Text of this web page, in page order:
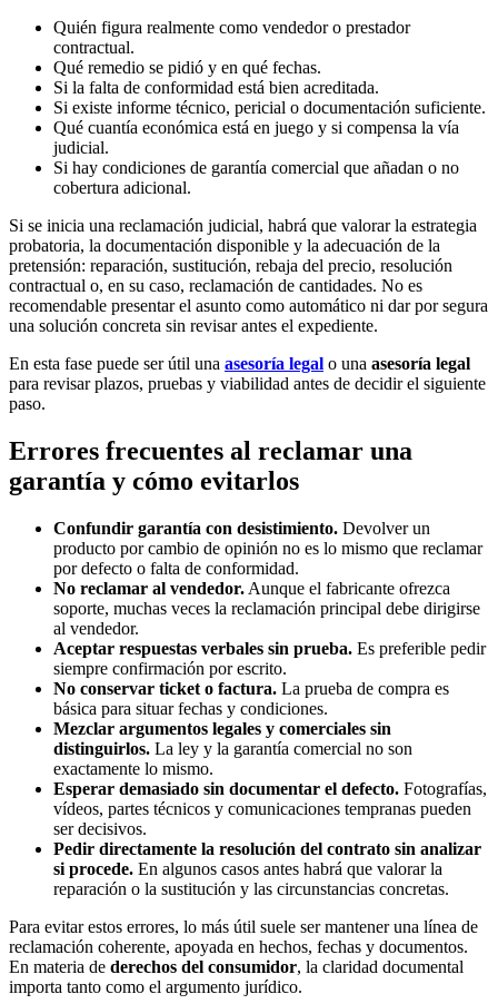
Quién figura realmente como vendedor o prestador
contractual.
Qué remedio se pidió y en qué fechas.
Si la falta de conformidad está bien acreditada.
Si existe informe técnico, pericial o documentación suficiente.
Qué cuantía económica está en juego y si compensa la vía
judicial.
Si hay condiciones de garantía comercial que añadan o no
cobertura adicional.
Si se inicia una reclamación judicial, habrá que valorar la estrategia
probatoria, la documentación disponible y la adecuación de la
pretensión: reparación, sustitución, rebaja del precio, resolución
contractual o, en su caso, reclamación de cantidades. No es
recomendable presentar el asunto como automático ni dar por segura
una solución concreta sin revisar antes el expediente.
En esta fase puede ser útil una asesoría legal o una asesoría legal
para revisar plazos, pruebas y viabilidad antes de decidir el siguiente
paso.
Errores frecuentes al reclamar una
garantía y cómo evitarlos
Confundir garantía con desistimiento. Devolver un
producto por cambio de opinión no es lo mismo que reclamar
por defecto o falta de conformidad.
No reclamar al vendedor. Aunque el fabricante ofrezca
soporte, muchas veces la reclamación principal debe dirigirse
al vendedor.
Aceptar respuestas verbales sin prueba. Es preferible pedir
siempre confirmación por escrito.
No conservar ticket o factura. La prueba de compra es
básica para situar fechas y condiciones.
Mezclar argumentos legales y comerciales sin
distinguirlos. La ley y la garantía comercial no son
exactamente lo mismo.
Esperar demasiado sin documentar el defecto. Fotografías,
vídeos, partes técnicos y comunicaciones tempranas pueden
ser decisivos.
Pedir directamente la resolución del contrato sin analizar
si procede. En algunos casos antes habrá que valorar la
reparación o la sustitución y las circunstancias concretas.
Para evitar estos errores, lo más útil suele ser mantener una línea de
reclamación coherente, apoyada en hechos, fechas y documentos.
En materia de derechos del consumidor, la claridad documental
importa tanto como el argumento jurídico.